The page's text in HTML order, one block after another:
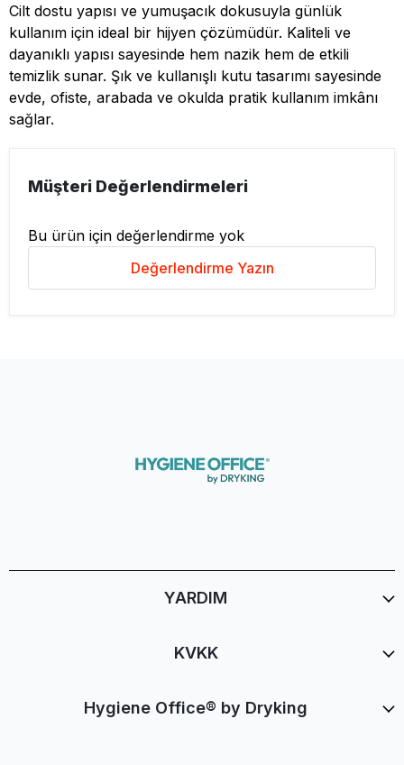
Cilt dostu yapısı ve yumuşacık dokusuyla günlük
kullanım için ideal bir hijyen çözümüdür. Kaliteli ve
dayanıklı yapısı sayesinde hem nazik hem de etkili
temizlik sunar. Şık ve kullanışlı kutu tasarımı sayesinde
evde, ofiste, arabada ve okulda pratik kullanım imkânı
sağlar.
Müşteri Değerlendirmeleri
Bu ürün için değerlendirme yok
Değerlendirme Yazın
YARDIM
KVKK
Hygiene Office® by Dryking